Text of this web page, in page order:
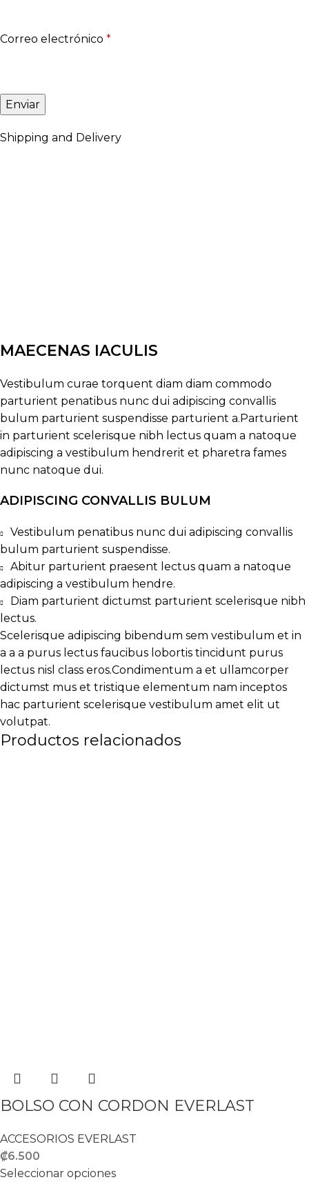
Correo electrónico *
Shipping and Delivery
MAECENAS IACULIS
Vestibulum curae torquent diam diam commodo
parturient penatibus nunc dui adipiscing convallis
bulum parturient suspendisse parturient a.Parturient
in parturient scelerisque nibh lectus quam a natoque
adipiscing a vestibulum hendrerit et pharetra fames
nunc natoque dui.
ADIPISCING CONVALLIS BULUM
Vestibulum penatibus nunc dui adipiscing convallis
bulum parturient suspendisse.
Abitur parturient praesent lectus quam a natoque
adipiscing a vestibulum hendre.
Diam parturient dictumst parturient scelerisque nibh
lectus.
Scelerisque adipiscing bibendum sem vestibulum et in
a a a purus lectus faucibus lobortis tincidunt purus
lectus nisl class eros.Condimentum a et ullamcorper
dictumst mus et tristique elementum nam inceptos
hac parturient scelerisque vestibulum amet elit ut
volutpat.
Productos relacionados
BOLSO CON CORDON EVERLAST
ACCESORIOS EVERLAST
₡6.500
Seleccionar opciones